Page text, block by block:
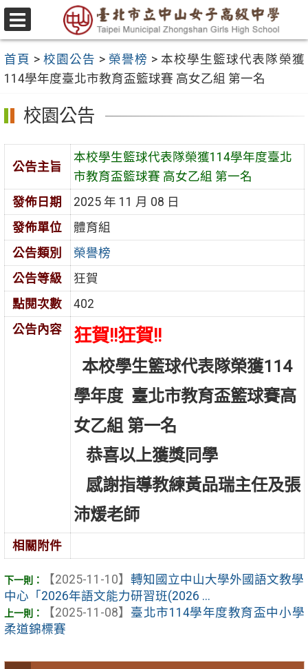
跳
至
要
內
容
區
選
單
首頁 > 校園公告 > 榮譽榜 > 本校學生籃球代表隊榮獲
114學年度臺北市教育盃籃球賽 高女乙組 第一名
校園公告
公告主旨
本校學生籃球代表隊榮獲114學年度臺北
市教育盃籃球賽 高女乙組 第一名
發佈日期
2025 年 11 月 08 日
發佈單位
體育組
公告類別
榮譽榜
公告等級
狂賀
點閱次數
402
公告內容
狂賀!!狂賀!!
本校學生籃球代表隊榮獲114
學年度 臺北市教育盃籃球賽高
女乙組 第一名
恭喜以上獲獎同學
感謝指導教練黃品瑞主任及張
沛煖老師
相關附件
【2025-11-10】 轉知國立中山大學外國語文教學
中心「2026年語文能力研習班(2026 ...
【2025-11-08】 臺北市114學年度教育盃中小學
柔道錦標賽